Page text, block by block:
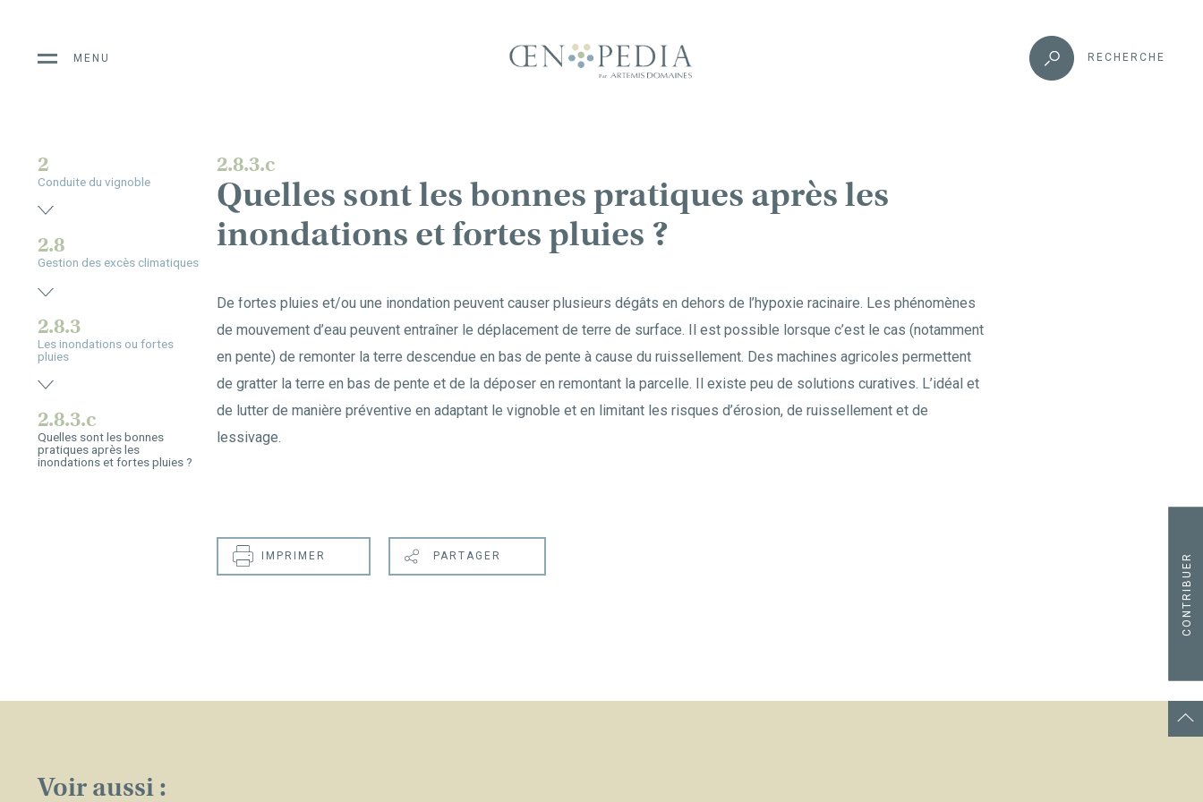
MENU RECHERCHE
2.8.3.c
Quelles sont les bonnes pratiques après les
inondations et fortes pluies ?
De fortes pluies et/ou une inondation peuvent causer plusieurs dégâts en dehors de l’hypoxie racinaire. Les phénomènes
de mouvement d’eau peuvent entraîner le déplacement de terre de surface. Il est possible lorsque c’est le cas (notamment
en pente) de remonter la terre descendue en bas de pente à cause du ruissellement. Des machines agricoles permettent
de gratter la terre en bas de pente et de la déposer en remontant la parcelle. Il existe peu de solutions curatives. L’idéal et
de lutter de manière préventive en adaptant le vignoble et en limitant les risques d’érosion, de ruissellement et de
lessivage.
CONTRIBUER
IMPRIMER PARTAGER
2
Conduite du vignoble
2.8
Gestion des excès climatiques
2.8.3
Les inondations ou fortes
pluies
2.8.3.c
Quelles sont les bonnes
pratiques après les
inondations et fortes pluies ?
Voir aussi :